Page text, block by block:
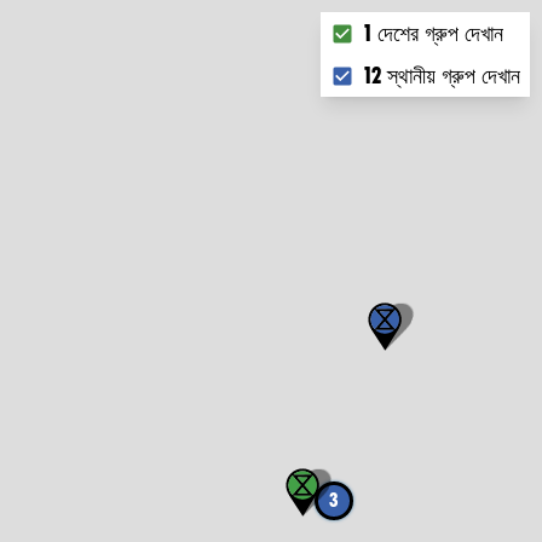
3
Choose what you
1 দেশের গ্রুপ দেখান
12 স্থানীয় গ্রুপ দেখান